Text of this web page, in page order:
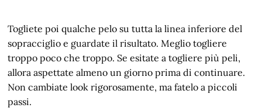
Togliete poi qualche pelo su tutta la linea inferiore del
sopracciglio e guardate il risultato. Meglio togliere
troppo poco che troppo. Se esitate a togliere più peli,
allora aspettate almeno un giorno prima di continuare.
Non cambiate look rigorosamente, ma fatelo a piccoli
passi.